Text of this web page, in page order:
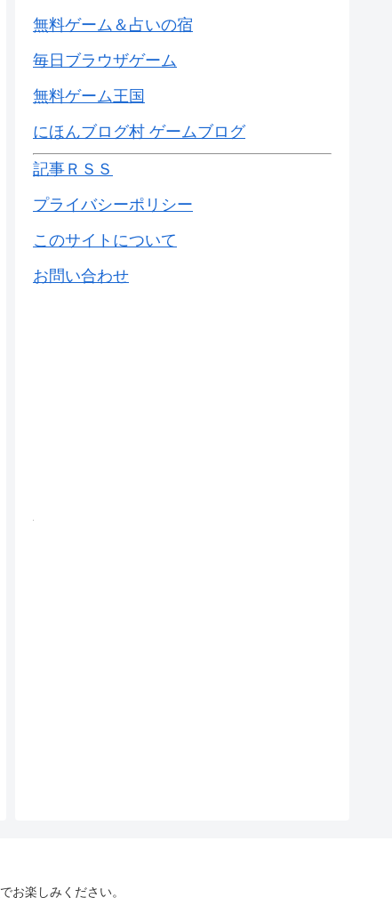
無料ゲーム＆占いの宿
毎日ブラウザゲーム
無料ゲーム王国
にほんブログ村 ゲームブログ
記事ＲＳＳ
プライバシーポリシー
このサイトについて
お問い合わせ
でお楽しみください。